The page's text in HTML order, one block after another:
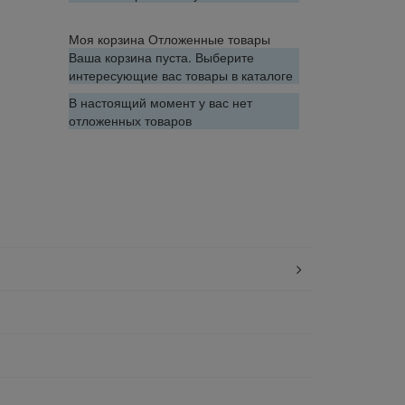
Моя корзина Отложенные товары
Ваша корзина пуста. Выберите
интересующие вас товары в каталоге
В настоящий момент у вас нет
отложенных товаров